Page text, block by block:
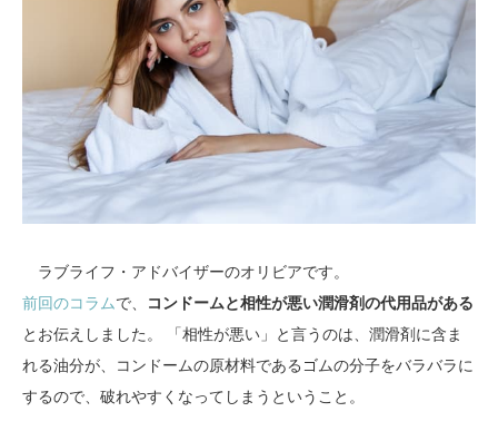
ラブライフ・アドバイザーのオリビアです。
前回のコラムで、
コンドームと相性が悪い潤滑剤の代用品がある
とお伝えしました。 「相性が悪い」と言うのは、潤滑剤に含ま
れる油分が、コンドームの原材料であるゴムの分子をバラバラに
するので、破れやすくなってしまうということ。